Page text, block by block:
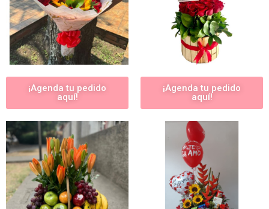
¡Agenda tu pedido
aquí!
¡Agenda tu pedido
aquí!